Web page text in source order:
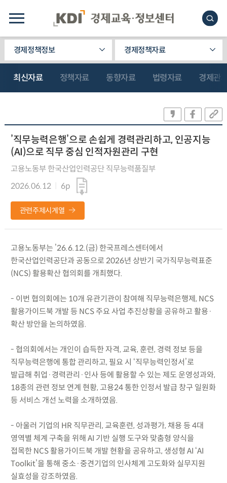
경제정책정보 경제정책자료
최신자료 정책자료 동향자료 법령자료 경제관
’직무능력은행’으로 손쉽게 경력관리하고, 인공지능
(AI)으로 직무 중심 인적자원관리 구현
고용노동부 한국산업인력공단 직무능력품질부
2026.06.12
6p
관련주제시계열
고용노동부는 ’26.6.12.(금) 한국프레스센터에서
한국산업인력공단과 공동으로 2026년 상반기 국가직무능력표준
(NCS) 활용확산 협의회를 개최했다.
- 이번 협의회에는 10개 유관기관이 참여해 직무능력은행제, NCS
활용가이드북 개발 등 NCS 주요 사업 추진상황을 공유하고 활용·
확산 방안을 논의하였음.
- 협의회에서는 개인이 습득한 자격, 교육, 훈련, 경력 정보 등을
직무능력은행에 통합 관리하고, 필요 시 ‘직무능력인정서’로
발급해 취업·경력관리·인사 등에 활용할 수 있는 제도 운영성과와,
18종의 관련 정보 연계 현황, 고용24 통한 인정서 발급 창구 일원화
등 서비스 개선 노력을 소개하였음.
- 아울러 기업의 HR 직무관리, 교육훈련, 성과평가, 채용 등 4대
영역별 체계 구축을 위해 AI 기반 실행 도구와 맞춤형 양식을
접목한 NCS 활용가이드북 개발 현황을 공유하고, 생성형 AI ‘AI
Toolkit’을 통해 중소·중견기업의 인사체계 고도화와 실무지원
실효성을 강조하였음.